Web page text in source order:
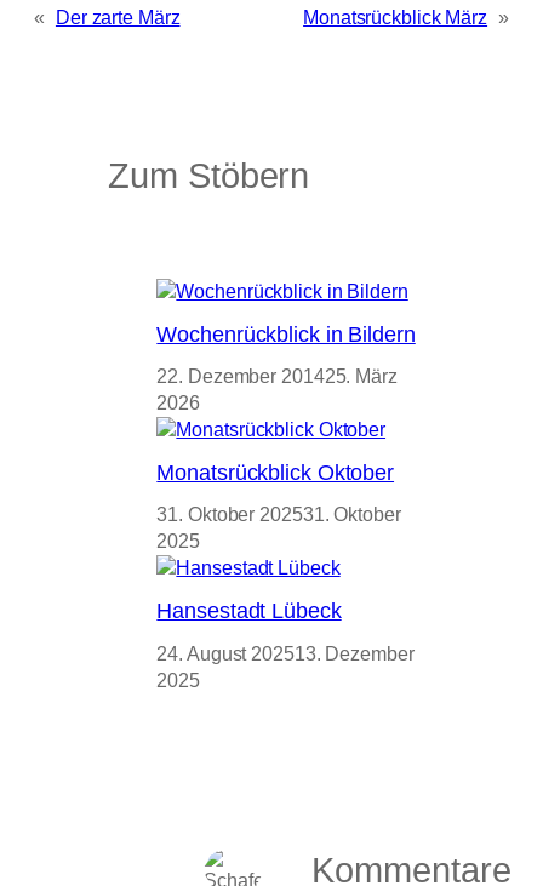
« Der zarte März Monatsrückblick März »
Zum Stöbern
Wochenrückblick in Bildern
22. Dezember 201425. März
2026
Monatsrückblick Oktober
31. Oktober 202531. Oktober
2025
Hansestadt Lübeck
24. August 202513. Dezember
2025
Kommentare